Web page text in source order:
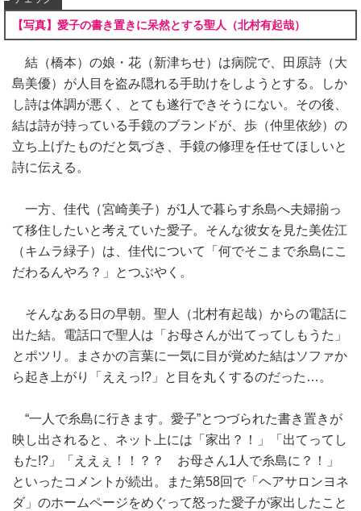
【写真】愛子の書き置きに呆然とする聖人（北村有起哉）
結（橋本）の娘・花（新津ちせ）は病院で、田原詩（大
島美優）が人目を盗み隠れる手助けをしようとする。しか
し詩は体調が悪く、とても遂行できそうにない。その後、
結は詩が持っている手鏡のブランドが、歩（仲里依紗）の
立ち上げたものだと気づき、手鏡の修理を任せてほしいと
詩に伝える。
一方、佳代（宮崎美子）が1人で暮らす糸島へ夫婦揃っ
て移住したいと考えていた愛子。そんな彼女を見た美佐江
（キムラ緑子）は、佳代について「何でそこまで糸島にこ
だわるんやろ？」とつぶやく。
そんなある日の早朝。聖人（北村有起哉）からの電話に
出た結。電話口で聖人は「お母さんが出てってしもうた」
とポツリ。まさかの言葉に一気に目が覚めた結はソファか
ら起き上がり「ええっ!?」と目を丸くするのだった…。
“一人で糸島に行きます。愛子”とつづられた書き置きが
映し出されると、ネット上には「家出？！」「出てってし
もた!?」「ええぇ！！？？ お母さん1人で糸島に？！」
といったコメントが続出。また第58回で「ヘアサロンヨネ
ダ」のホームページをめぐって怒った愛子が家出したこと